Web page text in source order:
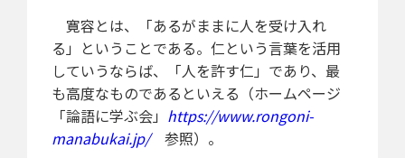
寛容とは、「あるがままに人を受け入れ
る」ということである。仁という言葉を活用
していうならば、「人を許す仁」であり、最
も高度なものであるといえる（ホームページ
「論語に学ぶ会」 https://www.rongoni-
manabukai.jp/参照）。